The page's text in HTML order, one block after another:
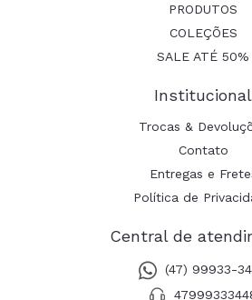
PRODUTOS
COLEÇÕES
SALE ATÉ 50%
Institucional
Trocas &
Contato
Entregas e
Política de
Central de
(47) 99933-